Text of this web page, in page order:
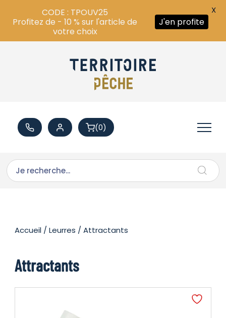
(0)
Accueil /Leurres / Attractants
Attractants
CODE : TPOUV25
Profitez de - 10 % sur l'article de
votre choix
J'en profite
X